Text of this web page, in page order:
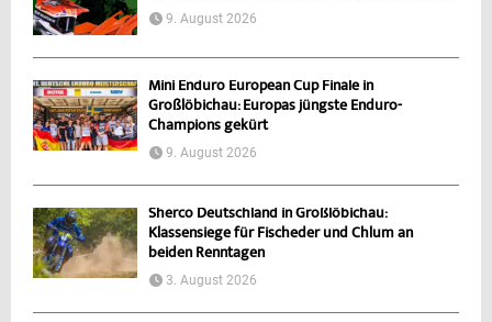
9. August 2026
Mini Enduro European Cup Finale in
Großlöbichau: Europas jüngste Enduro-
Champions gekürt
9. August 2026
Sherco Deutschland in Großlöbichau:
Klassensiege für Fischeder und Chlum an
beiden Renntagen
3. August 2026